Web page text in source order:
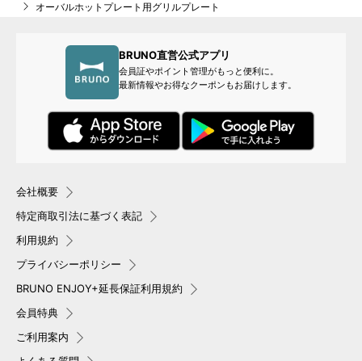
オーバルホットプレート用グリルプレート
BRUNO直営公式アプリ
会員証やポイント管理がもっと便利に。
最新情報やお得なクーポンもお届けします。
会社概要
特定商取引法に基づく表記
利用規約
プライバシーポリシー
BRUNO ENJOY+延長保証利用規約
会員特典
ご利用案内